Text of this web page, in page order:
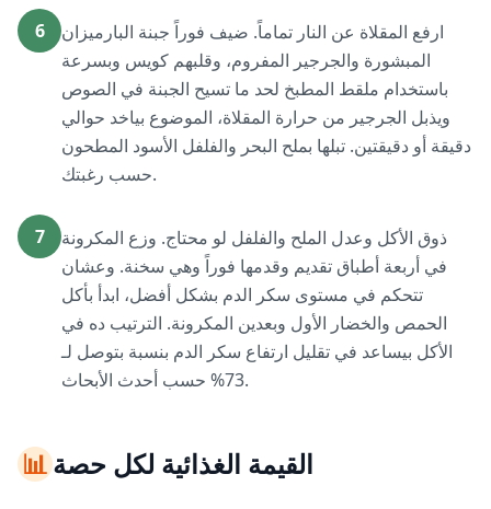
6
ارفع المقلاة عن النار تماماً. ضيف فوراً جبنة البارميزان
المبشورة والجرجير المفروم، وقلبهم كويس وبسرعة
باستخدام ملقط المطبخ لحد ما تسيح الجبنة في الصوص
ويذبل الجرجير من حرارة المقلاة، الموضوع بياخد حوالي
دقيقة أو دقيقتين. تبلها بملح البحر والفلفل الأسود المطحون
حسب رغبتك.
7
ذوق الأكل وعدل الملح والفلفل لو محتاج. وزع المكرونة
في أربعة أطباق تقديم وقدمها فوراً وهي سخنة. وعشان
تتحكم في مستوى سكر الدم بشكل أفضل، ابدأ بأكل
الحمص والخضار الأول وبعدين المكرونة. الترتيب ده في
الأكل بيساعد في تقليل ارتفاع سكر الدم بنسبة بتوصل لـ
73% حسب أحدث الأبحاث.
📊القيمة الغذائية لكل حصة